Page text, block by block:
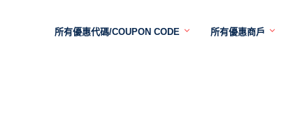
所有優惠代碼/COUPON CODE 所有優惠商戶